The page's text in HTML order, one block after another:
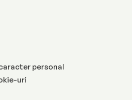
personal
uri